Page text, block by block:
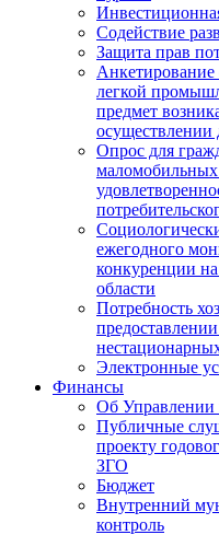
Содействие
Защита прав
Анкетирование
легкой
предмет
осуществлении
Опрос для
маломобильных
ежегодного
конкуренции
области
Потребность
Электронные
Финансы
Об Управлении
Публичные
проекту
ЗГО
Бюджет
Внутренний
контроль